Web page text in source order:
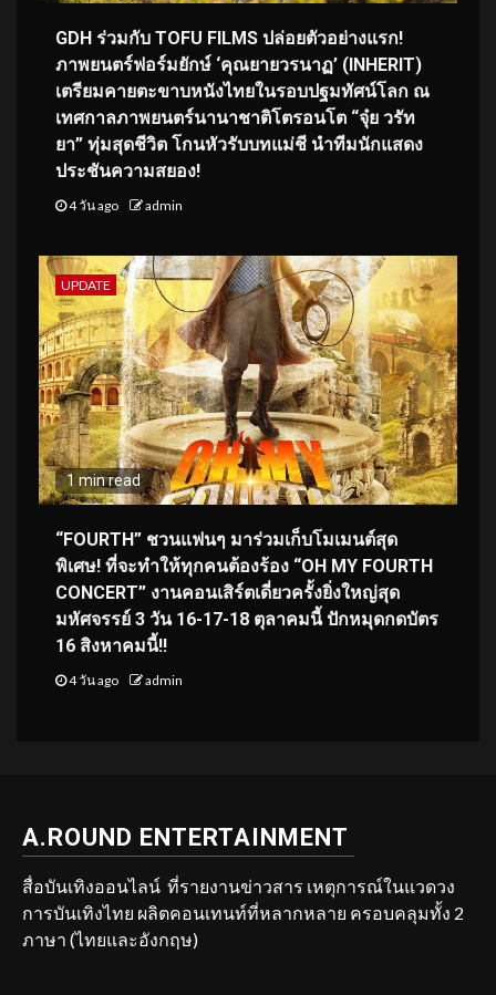
GDH ร่วมกับ TOFU FILMS ปล่อยตัวอย่างแรก!
ภาพยนตร์ฟอร์มยักษ์ ‘คุณยายวรนาฏ’ (INHERIT)
เตรียมคายตะขาบหนังไทยในรอบปฐมทัศน์โลก ณ
เทศกาลภาพยนตร์นานาชาติโตรอนโต “จุ๋ย วรัท
ยา” ทุ่มสุดชีวิต โกนหัวรับบทแม่ชี นำทีมนักแสดง
ประชันความสยอง!
4 วัน ago admin
UPDATE
1 min read
“FOURTH” ชวนแฟนๆ มาร่วมเก็บโมเมนต์สุด
พิเศษ! ที่จะทำให้ทุกคนต้องร้อง “OH MY FOURTH
CONCERT” งานคอนเสิร์ตเดี่ยวครั้งยิ่งใหญ่สุด
มหัศจรรย์ 3 วัน 16-17-18 ตุลาคมนี้ ปักหมุดกดบัตร
16 สิงหาคมนี้!!
4 วัน ago admin
A.ROUND ENTERTAINMENT
สื่อบันเทิงออนไลน์ ที่รายงานข่าวสาร เหตุการณ์ในแวดวง
การบันเทิงไทย ผลิตคอนเทนท์ที่หลากหลาย ครอบคลุมทั้ง 2
ภาษา (ไทยและอังกฤษ)